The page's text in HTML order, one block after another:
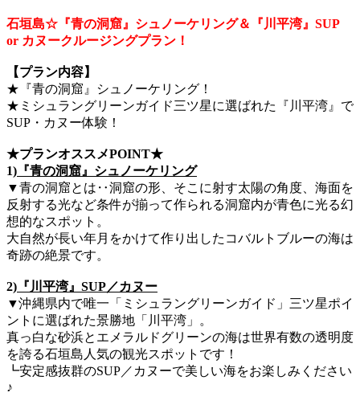
石垣島☆『青の洞窟』シュノーケリング＆『川平湾』SUP
or カヌークルージングプラン！
【プラン内容】
★『青の洞窟』シュノーケリング！
★ミシュラングリーンガイド三ツ星に選ばれた『川平湾』で
SUP・カヌー体験！
★プランオススメPOINT★
1) 『青の洞窟』シュノーケリング
▼青の洞窟とは‥洞窟の形、そこに射す太陽の角度、海面を
反射する光など条件が揃って作られる洞窟内が青色に光る幻
想的なスポット。
大自然が長い年月をかけて作り出したコバルトブルーの海は
奇跡の絶景です。
2) 『川平湾』SUP／カヌー
▼沖縄県内で唯一「ミシュラングリーンガイド」三ツ星ポイ
ントに選ばれた景勝地「川平湾」。
真っ白な砂浜とエメラルドグリーンの海は世界有数の透明度
を誇る石垣島人気の観光スポットです！
┗安定感抜群のSUP／カヌーで美しい海をお楽しみください
♪